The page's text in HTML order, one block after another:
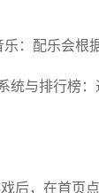
： 配乐会根
统与排行榜：
后，在首页